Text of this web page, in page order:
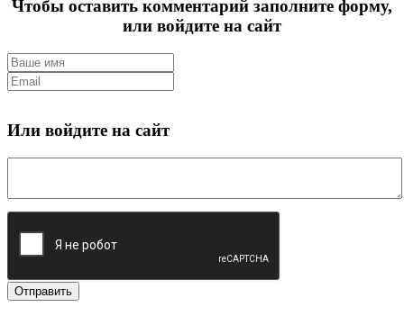
Чтобы оставить комментарий заполните форму,
или войдите на сайт
Или войдите на сайт